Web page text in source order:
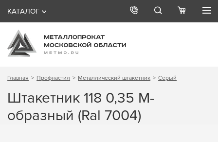
КАТАЛОГ
Главная Профнастил Металлический штакетник Серый
Штакетник 118 0,35 М-
образный (Ral 7004)